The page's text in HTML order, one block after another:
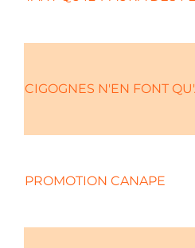
CIGOGNES N'EN FONT
PROMOTION CANAPE